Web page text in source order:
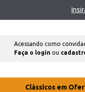
Acessando como
Faça o login ou
Clássicos em